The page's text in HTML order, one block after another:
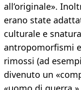
all’originale».
erano state
culturale e
antropomorfismi
rimossi (ad
divenuto un